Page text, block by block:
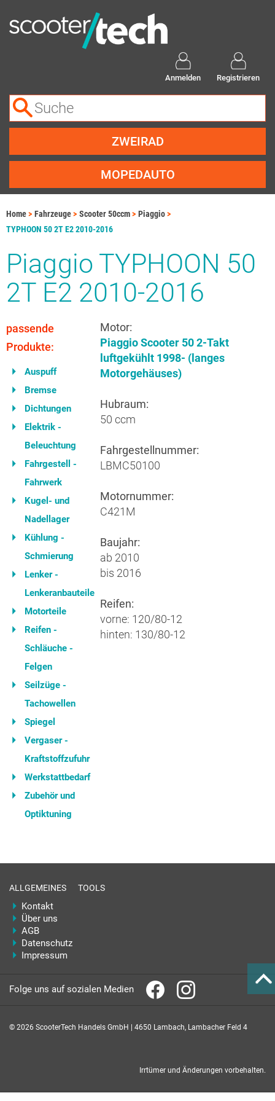
Anmelden Registrieren
ZWEIRAD
MOPEDAUTO
Home Fahrzeuge Scooter 50ccm
Piaggio
TYPHOON 50 2T E2 2010-2016
Piaggio TYPHOON 50
2T E2 2010-2016
passende
Produkte:
Auspuff
Bremse
Dichtungen
Elektrik -
Beleuchtung
Fahrgestell -
Fahrwerk
Kugel- und
Nadellager
Kühlung -
Schmierung
Lenker -
Lenkeranbauteile
Motorteile
Reifen -
Schläuche -
Felgen
Seilzüge -
Tachowellen
Spiegel
Vergaser -
Kraftstoffzufuhr
Werkstattbedarf
Zubehör und
Optiktuning
Motor:
Piaggio Scooter 50 2-Takt
luftgekühlt 1998- (langes
Motorgehäuses)
Hubraum:
50 ccm
Fahrgestellnummer:
LBMC50100
Motornummer:
C421M
Baujahr:
ab 2010
bis 2016
Reifen:
vorne: 120/80-12
hinten: 130/80-12
ALLGEMEINES
Kontakt
Über uns
AGB
Datenschutz
Impressum
TOOLS
Folge uns auf sozialen Medien
© 2026 ScooterTech Handels GmbH | 4650 Lambach, Lambacher Feld 4
Irrtümer und Änderungen vorbehalten.